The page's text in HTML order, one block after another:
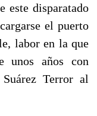
este disparatado
el puerto
labor en la que
unos años con
Terror al